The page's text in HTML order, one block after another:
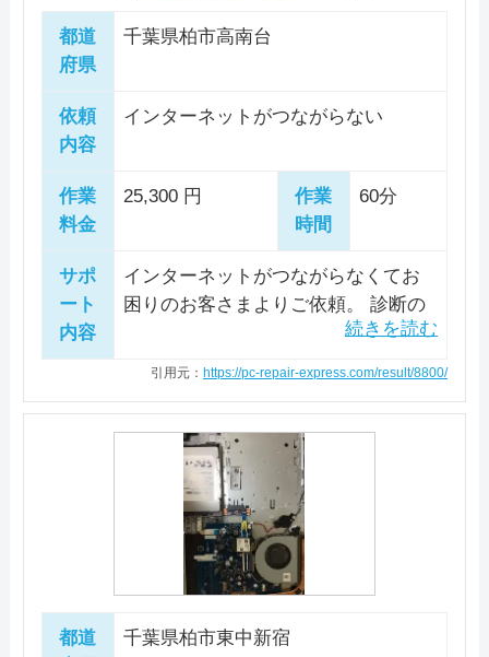
してから、インターネットがつなが
た、追加の作業として不要なスター
削除などでシステムのクリーンアッ
プを実施し、正常な動作を確認して
都道
府県
千葉県柏市高南台
依頼
内容
インターネットがつながらない
作業
料金
25,300 円
作業
時間
60分
サポ
ート
内容
インターネットがつながらなくてお
困りのお客さまよりご依頼。 診断の
結果、無線LANルーターの設定ができ
ていなかったことが原因と判明しま
整理、無線LANルーター内の再設定を
行い、無線LAN接続でインターネット
につながることを確認し、作業完了
としました。
引用元： https://pc-repair-express.com/result/8800/
都道
千葉県柏市東中新宿